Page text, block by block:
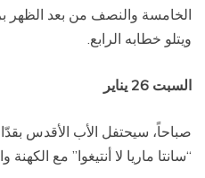
الخامسة والنصف من بعد الظهر
ويتلو خطابه الرابع.
السبت 26 يناير
صباحاً، سيحتفل الأب الأقدس
“سانتا ماريا لا أنتيغوا” مع